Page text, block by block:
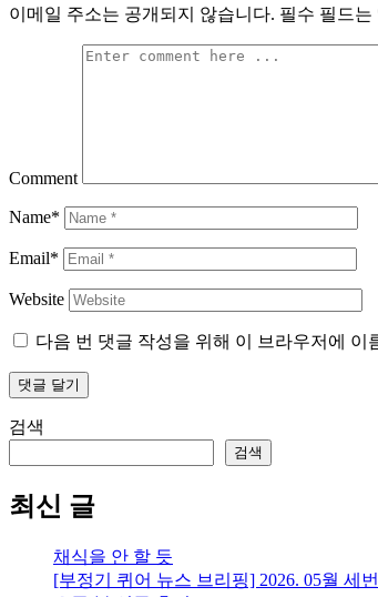
이메일 주소는 공개되지 않습니다. 필수 필드는
Comment
Name*
Email*
Website
다음 번 댓글 작성을 위해 이 브라우저에
검색
검색
최신 글
채식을 안 할 듯
[부정기 퀴어 뉴스 브리핑] 2026. 05월 세